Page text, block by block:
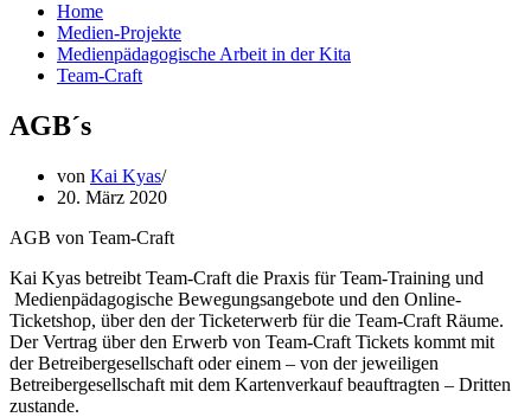
Home
Medien-Projekte
Medienpädagogische Arbeit in der Kita
Team-Craft
AGB´s
von Kai Kyas
20. März 2020
AGB von Team-Craft
Kai Kyas betreibt Team-Craft die Praxis für Team-Training und
Medienpädagogische Bewegungsangebote und den Online-
Ticketshop, über den der Ticketerwerb für die Team-Craft Räume.
Der Vertrag über den Erwerb von Team-Craft Tickets kommt mit
der Betreibergesellschaft oder einem – von der jeweiligen
Betreibergesellschaft mit dem Kartenverkauf beauftragten – Dritten
zustande.